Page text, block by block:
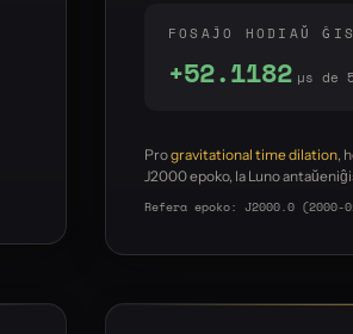
FOSAĴO HODIAŬ
+52.1188 µs de
Progravitational time dilation,
J2000 epoko, la Luno
Refera epoko: J2000.0 (2000-